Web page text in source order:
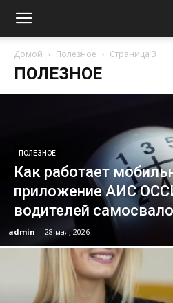
Домой Полезное Страница 3
ПОЛЕЗНОЕ
ПОЛЕЗНОЕ
Как работает
приложение АИС
водителей
admin - 28 мая, 2026